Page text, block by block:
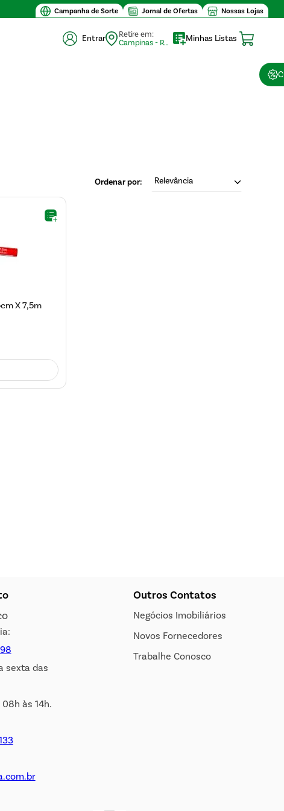
Campanha de Sorte Jornal de Ofertas Nossas Lojas
Entrar
Retire em:
Campinas - Retirada (10)
Minhas Listas
Relevância
X 7,5m
sexta das
às 14h.
Outros Contatos
Negócios Imobiliários
Novos Fornecedores
Trabalhe Conosco